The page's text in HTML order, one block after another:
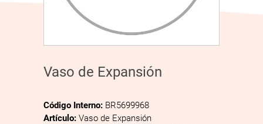
Vaso de Expansión
Código Interno: BR5699968
Artículo: Vaso de Expansión